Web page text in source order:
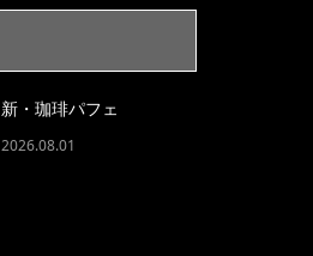
新・珈琲パフェ
2026.08.01